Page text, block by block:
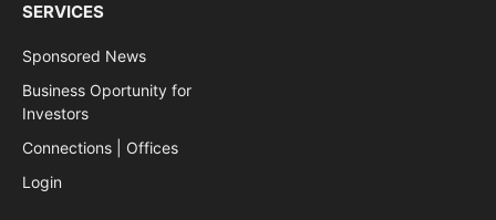
SERVICES
Sponsored News
Business Oportunity for
Investors
Connections | Offices
Login